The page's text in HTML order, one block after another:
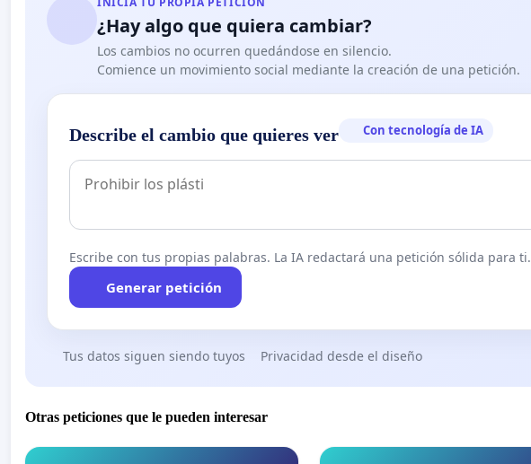
¿Hay algo que quiera cambiar?
Los cambios no ocurren quedándose en silencio.
Comience un movimiento social mediante la creación de una petición.
Describe el cambio que quieres ver Con tecnología de IA
Escribe con tus propias palabras. La IA redactará una petición sólida para ti.
Generar petición
Tus datos siguen siendo tuyos Privacidad desde el diseño
Otras peticiones que le pueden interesar